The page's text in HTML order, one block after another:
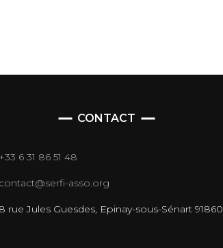
CONTACT
+33 6 31 86 51 48
contact@serfi-asso.org
8 rue Jules Guesdes, Epinay-sous-Sénart 91860